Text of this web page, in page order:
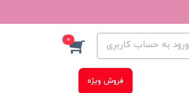
ورود به حساب کاربری 0
فروش ویژه